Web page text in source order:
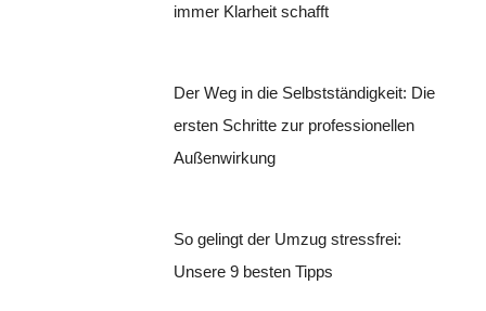
immer Klarheit schafft
Der Weg in die Selbstständigkeit: Die
ersten Schritte zur professionellen
Außenwirkung
So gelingt der Umzug stressfrei:
Unsere 9 besten Tipps